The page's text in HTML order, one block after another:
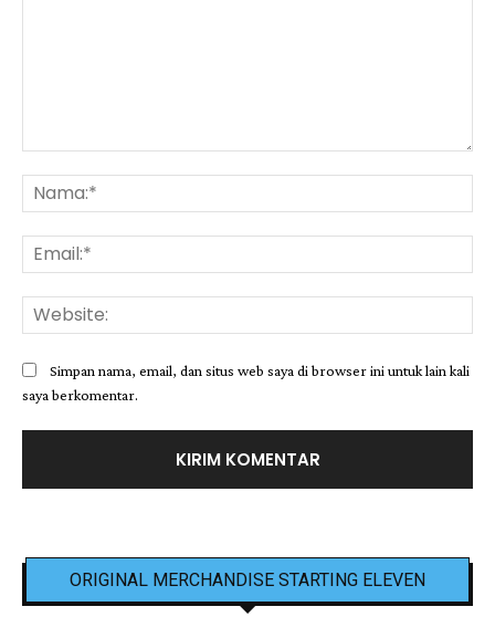
Simpan nama, email, dan situs web saya di browser ini untuk lain kali
saya berkomentar.
ORIGINAL MERCHANDISE STARTING ELEVEN